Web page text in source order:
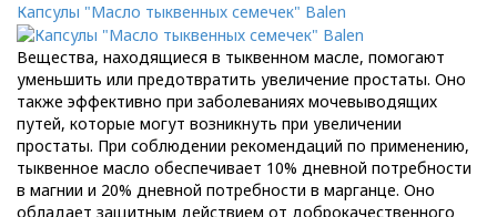
Капсулы "Масло тыквенных семечек" Balen
Вещества, находящиеся в тыквенном масле, помогают
уменьшить или предотвратить увеличение простаты. Оно
также эффективно при заболеваниях мочевыводящих
путей, которые могут возникнуть при увеличении
простаты. При соблюдении рекомендаций по применению,
тыквенное масло обеспечивает 10% дневной потребности
в магнии и 20% дневной потребности в марганце. Оно
обладает защитным действием от доброкачественного